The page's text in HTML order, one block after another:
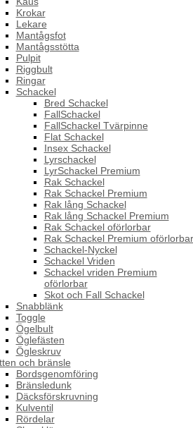
Krokar
Lekare
Mantågsfot
Mantågsstötta
Pulpit
Riggbult
Ringar
Schackel
Bred Schackel
FallSchackel
FallSchackel Tvärpinne
Flat Schackel
Insex Schackel
Lyrschackel
LyrSchackel Premium
Rak Schackel
Rak Schackel Premium
Rak lång Schackel
Rak lång Schackel Premium
Rak Schackel oförlorbar
Rak Schackel Premium oförlorbar
Schackel-Nyckel
Schackel Vriden
Schackel vriden Premium
oförlorbar
Skot och Fall Schackel
Snabblänk
Toggle
Ögelbult
Öglefästen
Ögleskruv
och bränsle
Bordsgenomföring
Bränsledunk
Däcksförskruvning
Kulventil
Rördelar
435 A4 22 for M20
435 A4 26 for M24
435 A4 9 for M8